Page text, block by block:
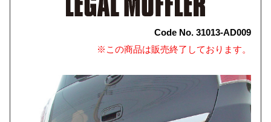
Code No. 31013-AD009
※この商品は販売終了しております。